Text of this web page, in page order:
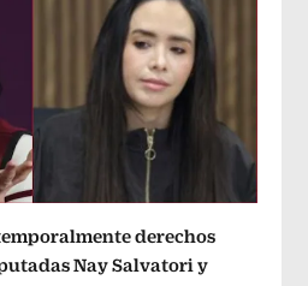
derechos
Nay Salvatori y